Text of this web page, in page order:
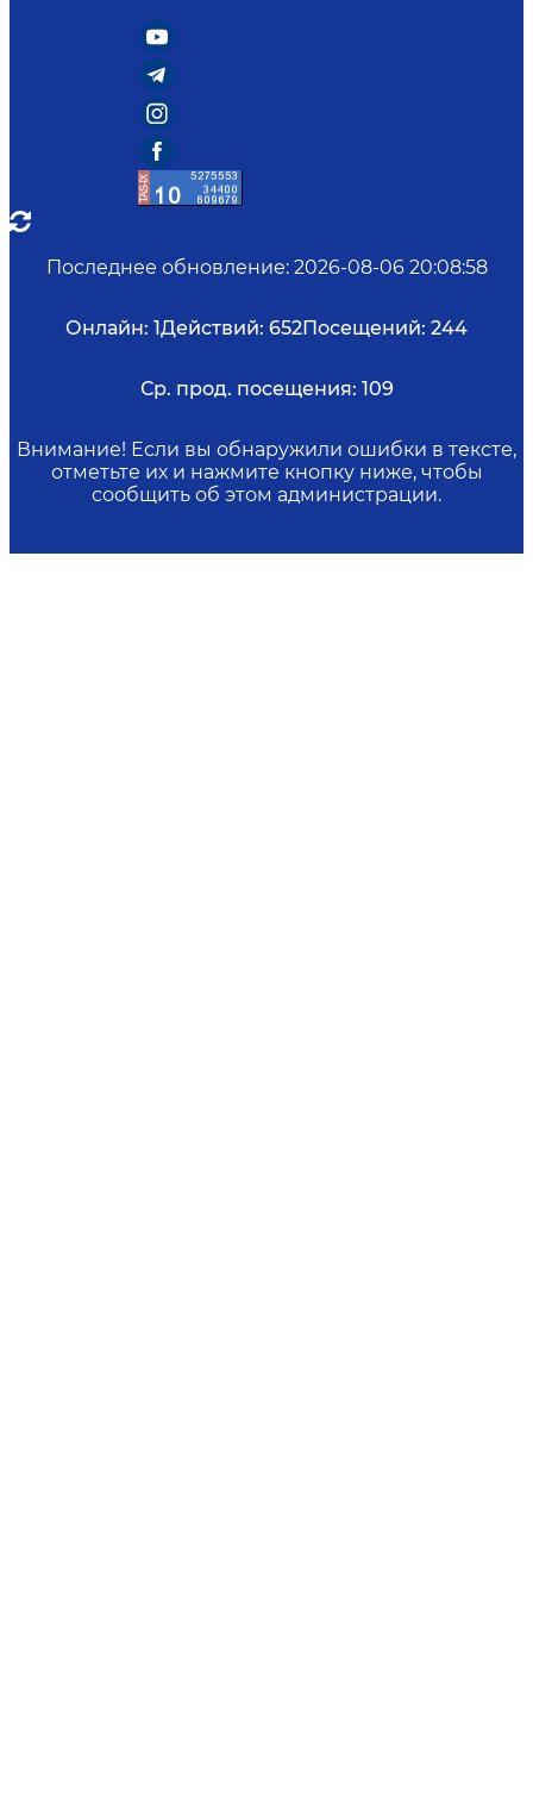
Последнее обновление: 2026-08-06 20:08:58
Онлайн: 1Действий: 652Посещений: 244
Ср. прод. посещения: 109
Внимание! Если вы обнаружили ошибки в тексте,
отметьте их и нажмите кнопку ниже, чтобы
сообщить об этом администрации.